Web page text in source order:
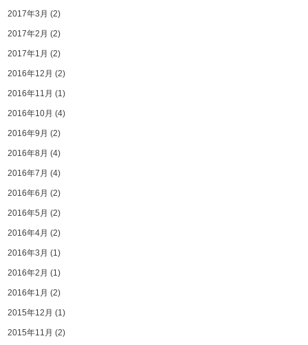
2017年3月 (2)
2017年2月 (2)
2017年1月 (2)
2016年12月 (2)
2016年11月 (1)
2016年10月 (4)
2016年9月 (2)
2016年8月 (4)
2016年7月 (4)
2016年6月 (2)
2016年5月 (2)
2016年4月 (2)
2016年3月 (1)
2016年2月 (1)
2016年1月 (2)
2015年12月 (1)
2015年11月 (2)